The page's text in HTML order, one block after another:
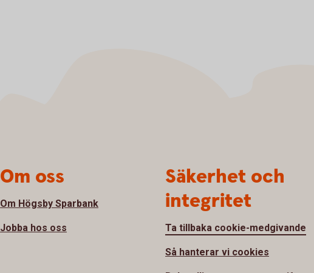
Om oss
Om Högsby Sparbank
Jobba hos oss
Säkerhet och
integritet
Ta tillbaka cookie-medgivande
Så hanterar vi cookies